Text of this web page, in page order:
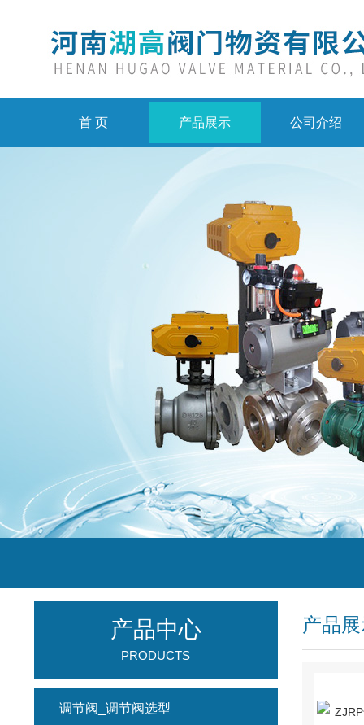
首 页 产品展示 公司介绍
产品
产品中心
PRODUCTS
调节阀_调节阀选型